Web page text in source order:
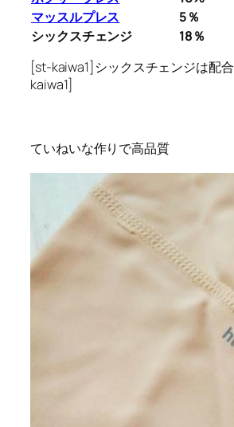
マッスルプレス
5％
シックスチェンジ
18％
[st-kaiwa1]シックスチェンジは配
kaiwa1]
ていねいな作りで高品質